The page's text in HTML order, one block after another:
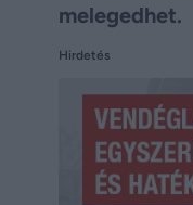
melegedhet.
Hirdetés